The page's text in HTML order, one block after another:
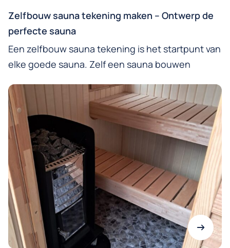
Zelfbouw sauna tekening maken – Ontwerp de
perfecte sauna
Een zelfbouw sauna tekening is het startpunt van
elke goede sauna. Zelf een sauna bouwen